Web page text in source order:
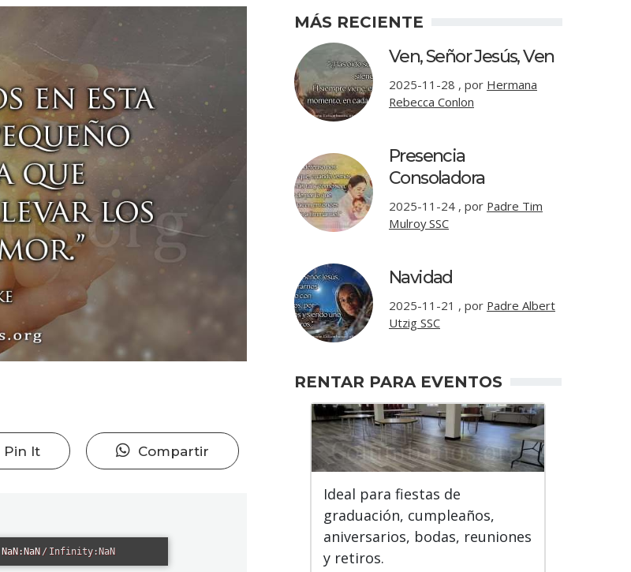
Pin It Compartir
NaN:NaN / Infinity:NaN
MÁS RECIENTE
Ven, Señor Jesús, Ven
2025-11-28 , por Hermana
Rebecca Conlon
Presencia
Consoladora
2025-11-24 , por Padre Tim
Mulroy SSC
Navidad
2025-11-21 , por Padre Albert
Utzig SSC
RENTAR PARA EVENTOS
Ideal para fiestas de
graduación, cumpleaños,
aniversarios, bodas, reuniones
y retiros.